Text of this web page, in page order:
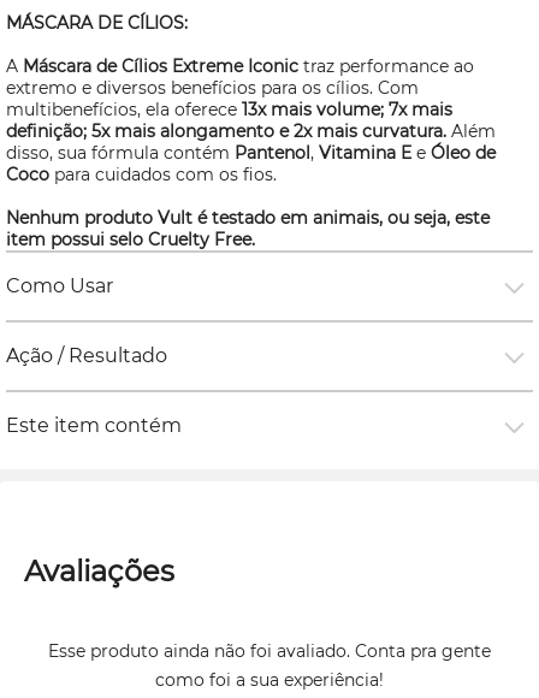
MÁSCARA DE CÍLIOS:
A Máscara de Cílios Extreme Iconic traz performance ao
extremo e diversos benefícios para os cílios. Com
multibenefícios, ela oferece 13x mais volume; 7x mais
definição; 5x mais alongamento e 2x mais curvatura. Além
disso, sua fórmula contém Pantenol, Vitamina E e Óleo de
Coco para cuidados com os fios.
Nenhum produto Vult é testado em animais, ou seja, este
item possui selo Cruelty Free.
Como Usar
Ação / Resultado
Este item contém
Avaliações
Esse produto ainda não foi avaliado. Conta pra gente
como foi a sua experiência!